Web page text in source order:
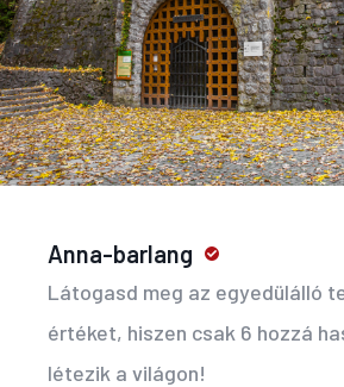
Anna-barlang
Látogasd meg az egyedülálló
értéket, hiszen csak 6 hozzá
létezik a világon!